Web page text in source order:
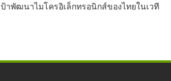
ป้าพัฒนาไมโครอิเล็กทรอนิกส์ของไทยในเวที